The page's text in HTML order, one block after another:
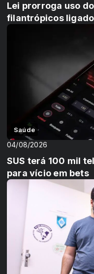
Lei prorroga uso
filantrópicos
Saúde
04/08/2026
SUS terá 100 mil
para vício em bets